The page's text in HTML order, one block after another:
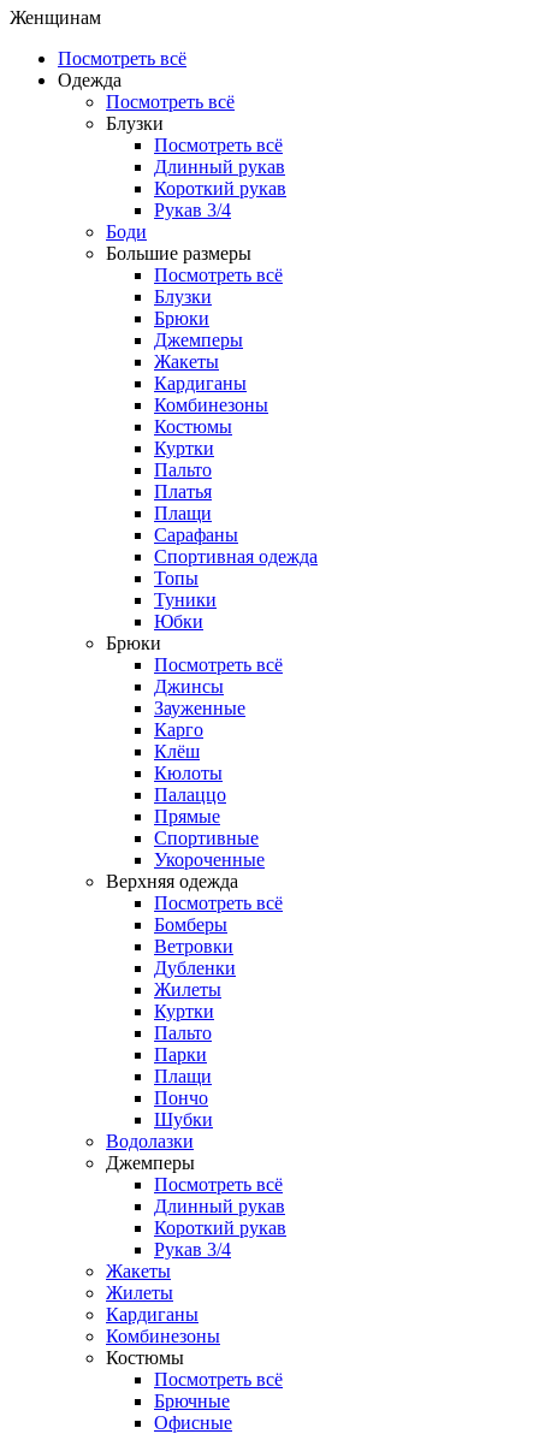
Женщинам
Посмотреть всё
Одежда
Посмотреть всё
Блузки
Посмотреть всё
Длинный рукав
Короткий рукав
Рукав 3/4
Боди
Большие размеры
Посмотреть всё
Блузки
Брюки
Джемперы
Жакеты
Кардиганы
Комбинезоны
Костюмы
Куртки
Пальто
Платья
Плащи
Сарафаны
Спортивная одежда
Топы
Туники
Юбки
Брюки
Посмотреть всё
Джинсы
Зауженные
Карго
Клёш
Кюлоты
Палаццо
Прямые
Спортивные
Укороченные
Верхняя одежда
Посмотреть всё
Бомберы
Ветровки
Дубленки
Жилеты
Куртки
Пальто
Парки
Плащи
Пончо
Шубки
Водолазки
Джемперы
Посмотреть всё
Длинный рукав
Короткий рукав
Рукав 3/4
Жакеты
Жилеты
Кардиганы
Комбинезоны
Костюмы
Посмотреть всё
Брючные
Офисные